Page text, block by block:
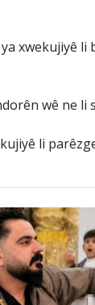
xwekujiyê li
wê ne li
li